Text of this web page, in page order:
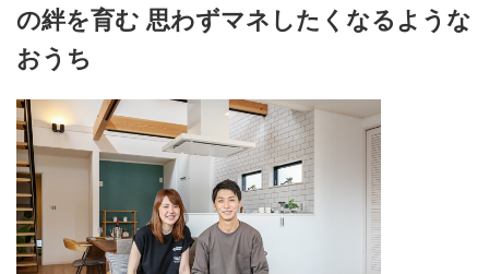
の絆を育む 思わずマネしたくなるような
おうち